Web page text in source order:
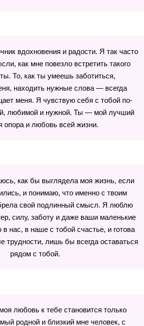
вдохновения и радости. Я так часто
как мне повезло встретить такого
То, как ты умеешь заботиться,
находить нужные слова — всегда
меня. Я чувствую себя с тобой по-
любимой и нужной. Ты — мой лучший
опора и любовь всей жизни.
как бы выглядела моя жизнь, если
и понимаю, что именно с твоим
свой подлинный смысл. Я люблю
силу, заботу и даже ваши маленькие
нас, в наше с тобой счастье, и готова
трудности, лишь бы всегда оставаться
рядом с тобой.
любовь к тебе становится только
родной и близкий мне человек, с